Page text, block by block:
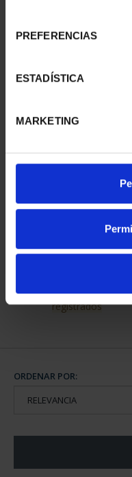
PREFERENCIAS
ESTADÍSTICA
MARKETING
Sólo para usuarios
registrados
CAPITALES DE
PROVINCIA 4
Sólo para usuarios
registrados
ORDENAR POR: